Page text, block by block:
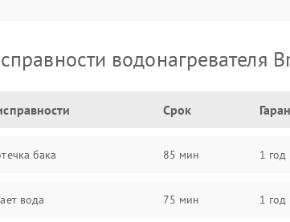
водонагревателя
Срок
бака 85 мин 1 год
вода 75 мин 1 год